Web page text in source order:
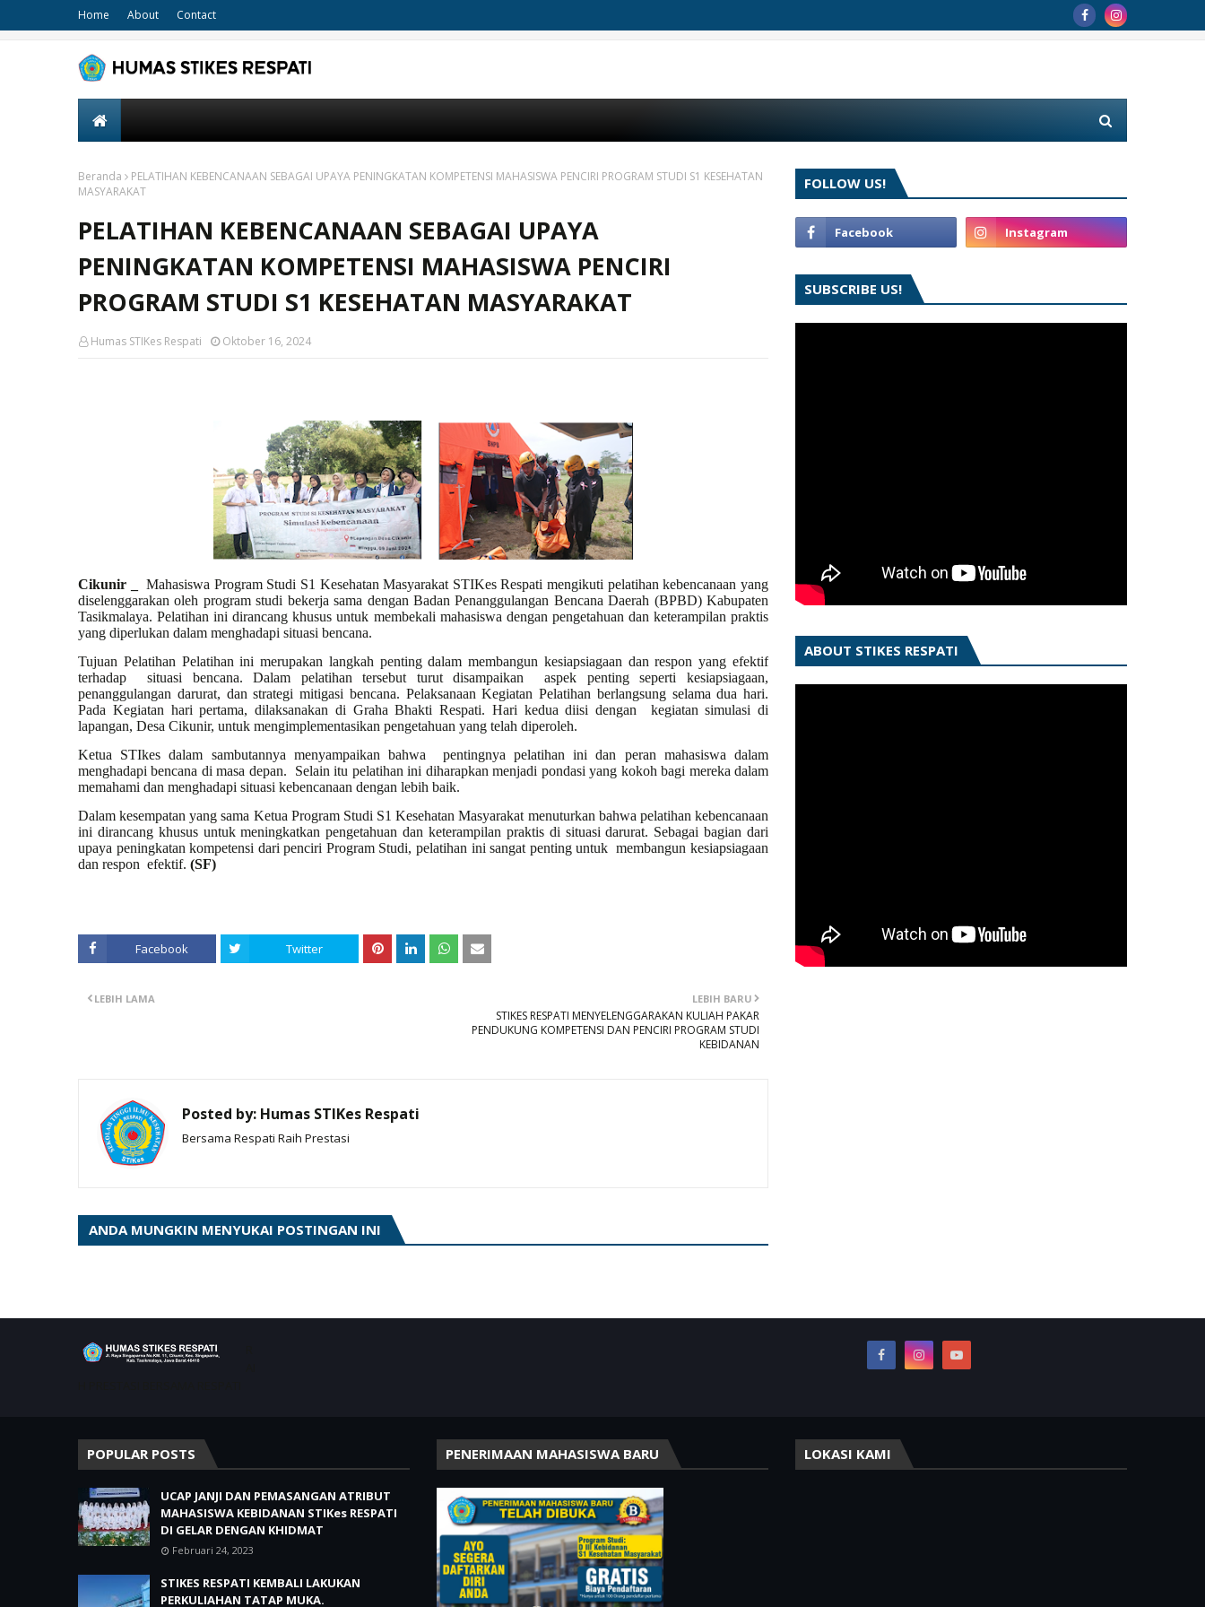
Home About Contact
Beranda
PELATIHAN KEBENCANAAN SEBAGAI UPAYA PENINGKATAN KOMPETENSI MAHASISWA PENCIRI PROGRAM STUDI S1 KESEHATAN
MASYARAKAT
PELATIHAN KEBENCANAAN SEBAGAI UPAYA
PENINGKATAN KOMPETENSI MAHASISWA PENCIRI
PROGRAM STUDI S1 KESEHATAN MASYARAKAT
Humas STIKes Respati Oktober 16, 2024
Cikunir _
Mahasiswa Program Studi S1 Kesehatan Masyarakat STIKes Respati mengikuti pelatihan kebencanaan yang
diselenggarakan oleh program studi bekerja sama dengan Badan Penanggulangan Bencana Daerah (BPBD) Kabupaten
Tasikmalaya. Pelatihan ini dirancang khusus untuk membekali mahasiswa dengan pengetahuan dan keterampilan praktis
yang diperlukan dalam menghadapi situasi bencana.
Tujuan Pelatihan Pelatihan ini merupakan langkah penting dalam membangun kesiapsiagaan dan respon yang efektif
terhadap
situasi bencana. Dalam pelatihan tersebut turut disampaikan
aspek penting seperti kesiapsiagaan,
penanggulangan darurat, dan strategi mitigasi bencana. Pelaksanaan Kegiatan Pelatihan berlangsung selama dua hari.
Pada Kegiatan hari pertama, dilaksanakan di Graha Bhakti Respati. Hari kedua diisi dengan
kegiatan simulasi di
lapangan, Desa Cikunir, untuk mengimplementasikan pengetahuan yang telah diperoleh.
Ketua STIkes dalam sambutannya menyampaikan bahwa
pentingnya pelatihan ini dan peran mahasiswa dalam
menghadapi bencana di masa depan.
Selain itu pelatihan ini diharapkan menjadi pondasi yang kokoh bagi mereka dalam
memahami dan menghadapi situasi kebencanaan dengan lebih baik.
Dalam kesempatan yang sama Ketua Program Studi S1 Kesehatan Masyarakat menuturkan bahwa pelatihan kebencanaan
ini dirancang khusus untuk meningkatkan pengetahuan dan keterampilan praktis di situasi darurat. Sebagai bagian dari
upaya peningkatan kompetensi dari penciri Program Studi, pelatihan ini sangat penting untuk membangun kesiapsiagaan
dan respon efektif. (SF)
Facebook Twitter
LEBIH BARU
STIKES RESPATI MENYELENGGARAKAN KULIAH PAKAR
PENDUKUNG KOMPETENSI DAN PENCIRI PROGRAM STUDI
KEBIDANAN
LEBIH LAMA
Posted by: Humas STIKes Respati
Bersama Respati Raih Prestasi
ANDA MUNGKIN MENYUKAI POSTINGAN INI
FOLLOW US!
SUBSCRIBE US!
ABOUT STIKES RESPATI
POPULAR POSTS
UCAP JANJI DAN PEMASANGAN ATRIBUT
MAHASISWA KEBIDANAN STIKes RESPATI
DI GELAR DENGAN KHIDMAT
Februari 24, 2023
STIKES RESPATI KEMBALI LAKUKAN
PERKULIAHAN TATAP MUKA.
PENERIMAAN MAHASISWA BARU LOKASI KAMI